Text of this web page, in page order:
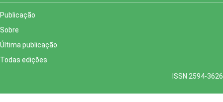
Publicação
Sobre
Última publicação
Todas edições
ISSN 2594-3626